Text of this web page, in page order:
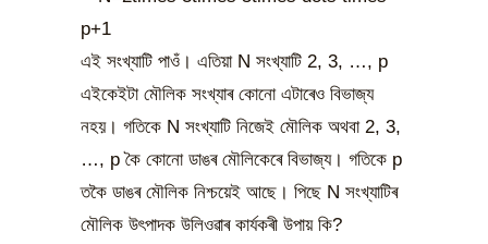
এই সংখ্যাটি পাওঁ। এতিয়া N সংখ্যাটি 2, 3, …, p
এইকেইটা মৌলিক সংখ্যাৰ কোনো এটাৰেও বিভাজ্য
নহয়। গতিকে N সংখ্যাটি নিজেই মৌলিক অথবা 2, 3,
…, p কৈ কোনো ডাঙৰ মৌলিকেৰে বিভাজ্য। গতিকে p
তকৈ ডাঙৰ মৌলিক নিশ্চয়েই আছে। পিছে N সংখ্যাটিৰ
মৌলিক উৎপাদক উলিওৱাৰ কাৰ্যকৰী উপায় কি?